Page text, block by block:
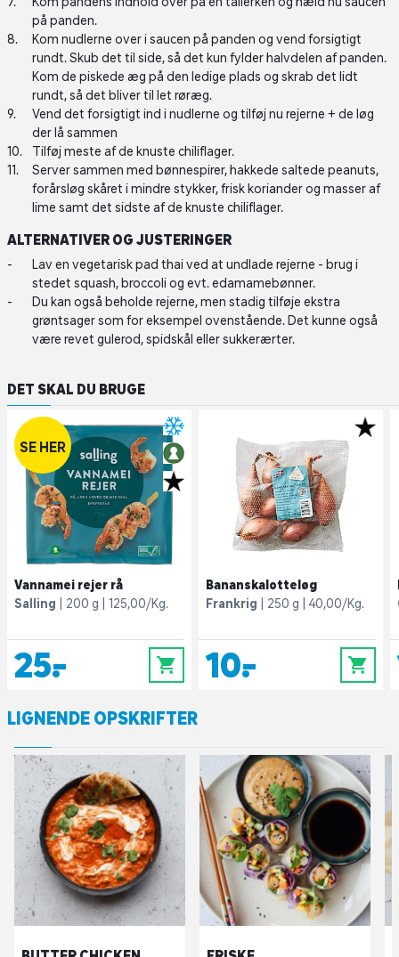
på panden.
Kom nudlerne over i saucen på panden og vend forsigtigt
rundt. Skub det til side, så det kun fylder halvdelen af panden.
Kom de piskede æg på den ledige plads og skrab det lidt
rundt, så det bliver til let røræg.
Vend det forsigtigt ind i nudlerne og tilføj nu rejerne + de løg
der lå sammen
Tilføj meste af de knuste chiliflager.
Server sammen med bønnespirer, hakkede saltede peanuts,
forårsløg skåret i mindre stykker, frisk koriander og masser af
lime samt det sidste af de knuste chiliflager.
ALTERNATIVER OG JUSTERINGER
Lav en vegetarisk pad thai ved at undlade rejerne - brug i
stedet squash, broccoli og evt. edamamebønner.
Du kan også beholde rejerne, men stadig tilføje ekstra
grøntsager som for eksempel ovenstående. Det kunne også
være revet gulerod, spidskål eller sukkerærter.
DET SKAL DU BRUGE
SE HER
Vannamei rejer rå
Salling
200 g 125,00/Kg.
25,- 0
Bananskalotteløg
Frankrig
250 g 40,00/Kg.
10,- 0
LIGNENDE OPSKRIFTER